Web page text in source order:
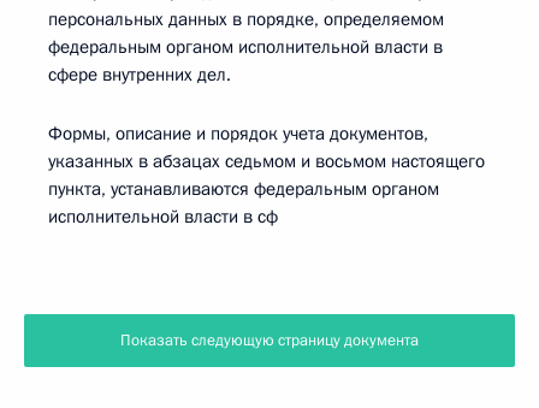
персональных данных в порядке, определяемом
федеральным органом исполнительной власти в
сфере внутренних дел.
Формы, описание и порядок учета документов,
указанных в абзацах седьмом и восьмом настоящего
пункта, устанавливаются федеральным органом
исполнительной власти в сф
Показать следующую страницу документа